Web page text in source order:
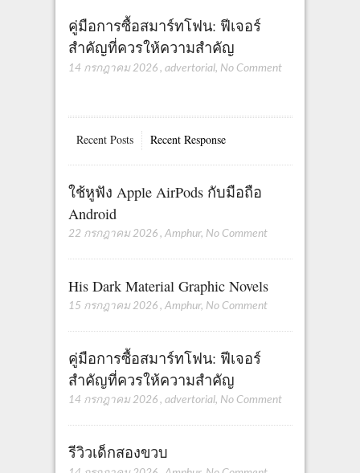
คู่มือการซื้อสมาร์ทโฟน: ฟีเจอร์
สำคัญที่ควรให้ความสำคัญ
14 กรกฎาคม 2026 , advertorial, No Comment
Recent Posts Recent Response
ใช้หูฟัง Apple AirPods กับมือถือ
Android
22 กรกฎาคม 2026 , Amphur, No Comment
His Dark Material Graphic Novels
15 กรกฎาคม 2026 , Amphur, No Comment
คู่มือการซื้อสมาร์ทโฟน: ฟีเจอร์
สำคัญที่ควรให้ความสำคัญ
14 กรกฎาคม 2026 , advertorial, No Comment
รีวิวเด็กสองขวบ